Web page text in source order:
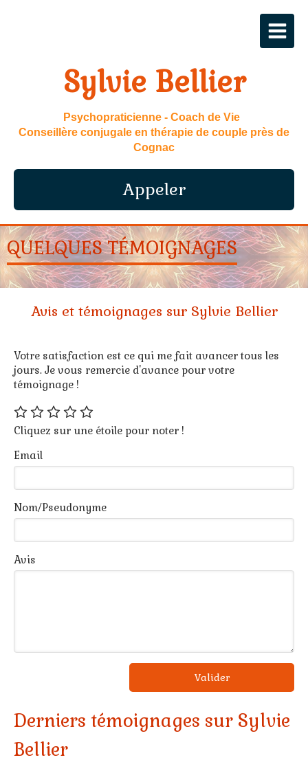
Sylvie Bellier
Psychopraticienne - Coach de Vie
Conseillère conjugale en thérapie de couple près de
Cognac
Appeler
QUELQUES TÉMOIGNAGES
Avis et témoignages sur Sylvie Bellier
Votre satisfaction est ce qui me fait avancer tous les
jours. Je vous remercie d'avance pour votre
témoignage !
Cliquez sur une étoile pour noter !
Email
Nom/Pseudonyme
Avis
Valider
Derniers témoignages sur Sylvie
Bellier